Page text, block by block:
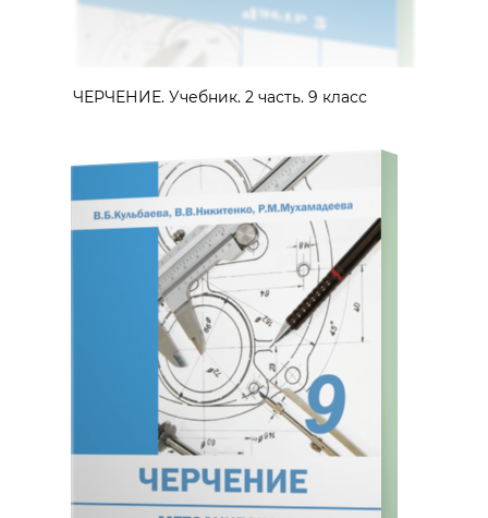
ЧЕРЧЕНИЕ. Учебник. 2 часть. 9 класс